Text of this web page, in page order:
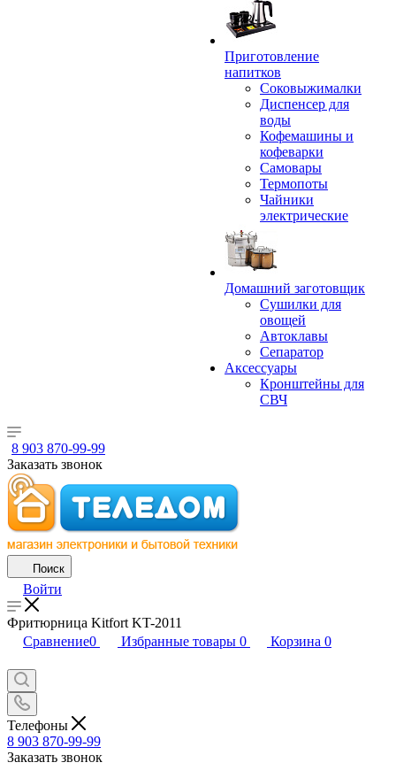
Приготовление
напитков
Соковыжималки
Диспенсер для
воды
Кофемашины и
кофеварки
Самовары
Термопоты
Чайники
электрические
Домашний заготовщик
Сушилки для
овощей
Автоклавы
Сепаратор
Аксессуары
Кронштейны для
СВЧ
8 903 870-99-99
Заказать звонок
Поиск
Войти
Фритюрница Kitfort KT-2011
Сравнение0 Избранные товары 0 Корзина 0
Телефоны
8 903 870-99-99
Заказать звонок